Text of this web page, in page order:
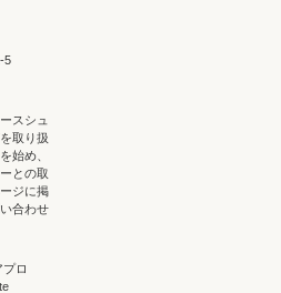
5
スシュ
取り扱
始め、
との取
ジに掲
合わせ
ロ